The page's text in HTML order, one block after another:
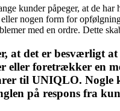
kunder påpeger, at de
nogen form for
med en ordre. Dette
at det er besværligt
foretrækker en
til UNIQLO. Nogle
på respons fra